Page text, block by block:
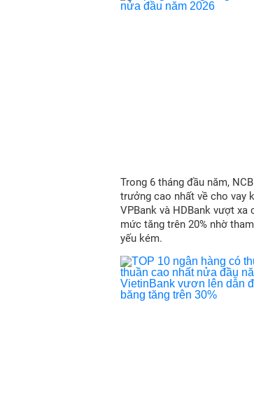
Trong 6 tháng đầu năm,
trưởng cao nhất về cho vay
VPBank và HDBank vượt xa
mức tăng trên 20% nhờ
yếu kém.